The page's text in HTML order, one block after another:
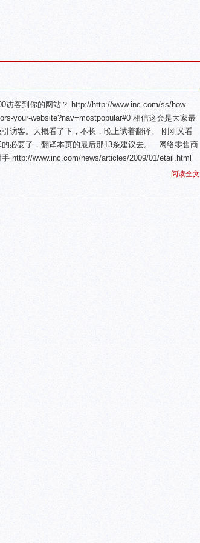
访客到你的网站？ http://http://www.inc.com/ss/how-
your-website?nav=mostpopular#0 相信这会是大家最
访客。大概看了下，不长，晚上试着翻译。 刚刚又看
的必要了，翻译本页的最后那13条建议去。 网络零售商
http://www.inc.com/news/articles/2009/01/etail.html
阅读全文